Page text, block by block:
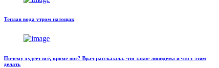
Теплая вода утром натощак
Почему худеет всё, кроме ног? Врач рассказала, что такое липидема и что с этим
делать